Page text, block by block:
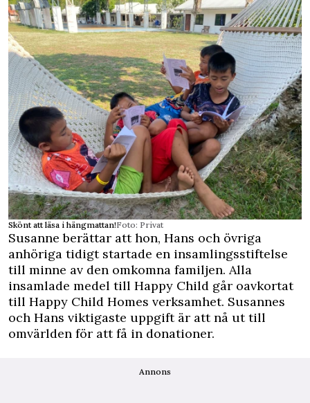
Skönt att läsa i hängmattan!Foto: Privat
Susanne berättar att hon, Hans och övriga
anhöriga tidigt startade en insamlingsstiftelse
till minne av den omkomna familjen. Alla
insamlade medel till Happy Child går oavkortat
till Happy Child Homes verksamhet. Susannes
och Hans viktigaste uppgift är att nå ut till
omvärlden för att få in donationer.
Annons